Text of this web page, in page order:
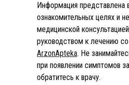
Информация представлена
ознакомительных целях и
медицинской
руководством к лечению
ArzonApteka. Не
при появлении симптомов
обратитесь к врачу.